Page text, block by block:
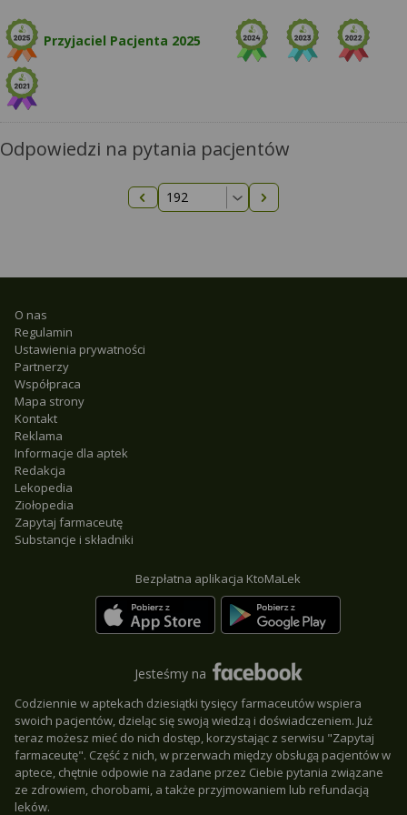
Przyjaciel Pacjenta 2025
Odpowiedzi na pytania pacjentów
Poprzednia strona Następna strona
O nas
Regulamin
Ustawienia prywatności
Partnerzy
Współpraca
Mapa strony
Kontakt
Reklama
Informacje dla aptek
Redakcja
Lekopedia
Ziołopedia
Zapytaj farmaceutę
Substancje i składniki
Bezpłatna aplikacja KtoMaLek
Jesteśmy na
Codziennie w aptekach dziesiątki tysięcy farmaceutów wspiera
swoich pacjentów, dzieląc się swoją wiedzą i doświadczeniem. Już
teraz możesz mieć do nich dostęp, korzystając z serwisu "Zapytaj
farmaceutę". Część z nich, w przerwach między obsługą pacjentów w
aptece, chętnie odpowie na zadane przez Ciebie pytania związane
ze zdrowiem, chorobami, a także przyjmowaniem lub refundacją
leków.